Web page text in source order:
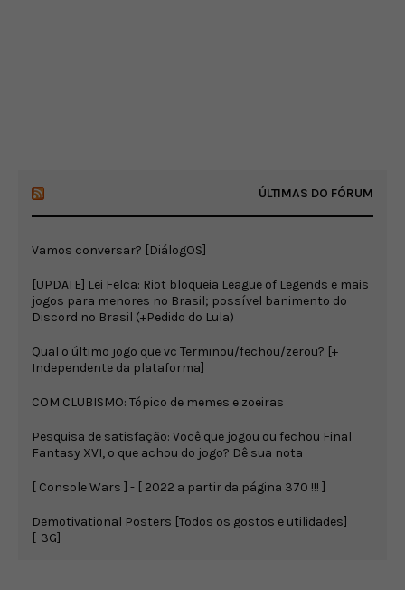
ÚLTIMAS DO FÓRUM
Vamos conversar? [DiálogOS]
[UPDATE] Lei Felca: Riot bloqueia League of Legends e mais
jogos para menores no Brasil; possível banimento do
Discord no Brasil (+Pedido do Lula)
Qual o último jogo que vc Terminou/fechou/zerou? [+
Independente da plataforma]
COM CLUBISMO: Tópico de memes e zoeiras
Pesquisa de satisfação: Você que jogou ou fechou Final
Fantasy XVI, o que achou do jogo? Dê sua nota
[ Console Wars ] - [ 2022 a partir da página 370 !!! ]
Demotivational Posters [Todos os gostos e utilidades]
[-3G]